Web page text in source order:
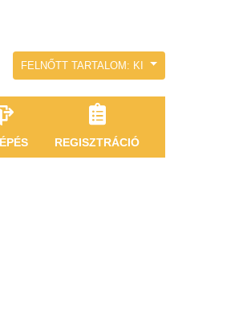
FELNŐTT TARTALOM: KI
REGISZTRÁCIÓ